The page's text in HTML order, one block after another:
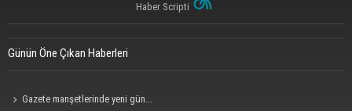
Haber Scripti
Günün Öne Çıkan Haberleri
Gazete manşetlerinde yeni gün...